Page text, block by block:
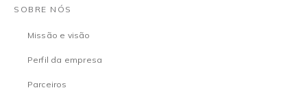
SOBRE NÓS
Missão e visão
Perfil da empresa
Parceiros